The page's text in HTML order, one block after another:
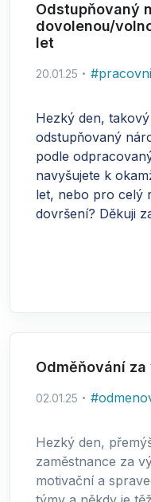
Odstupňovaný
dovolenou/
let
20.01.25 #
Hezký den,
odstupňovaný
podle
navyšujete k
let, nebo pro celý
dovršení? Děkuji
Odměňování
02.01.25 #
Hezký den,
zaměstnance za
motivační a